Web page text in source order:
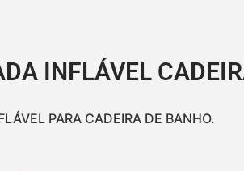
INFLÁVEL
PARA CADEIRA DE BANHO.